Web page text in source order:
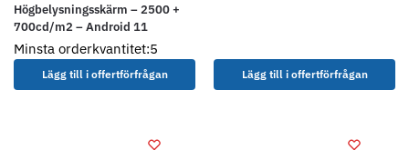
Högbelysningsskärm – 2500 +
700cd/m2 – Android 11
Minsta orderkvantitet:5
Lägg till i offertförfrågan Lägg till i offertförfrågan